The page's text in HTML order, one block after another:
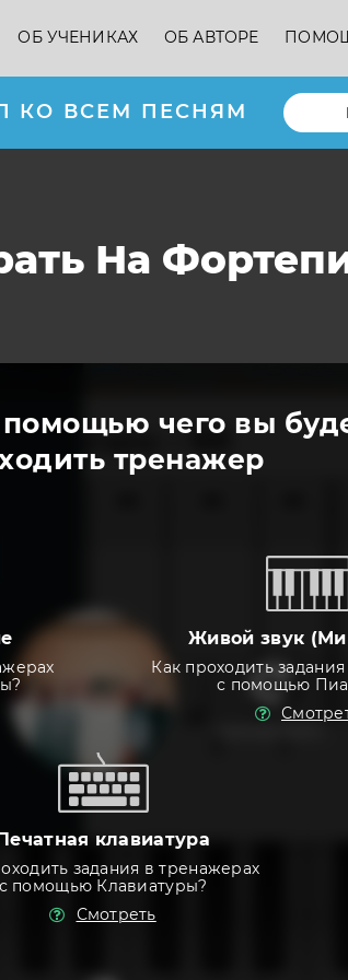
ОБ УЧЕНИКАХ ОБ АВТОРЕ
КО ВСЕМ ПЕСНЯМ
На
чего вы
тренажер
Живой звук
Как проходить
с помощью
клавиатура
задания в тренажерах
с помощью Клавиатуры?
Смотреть